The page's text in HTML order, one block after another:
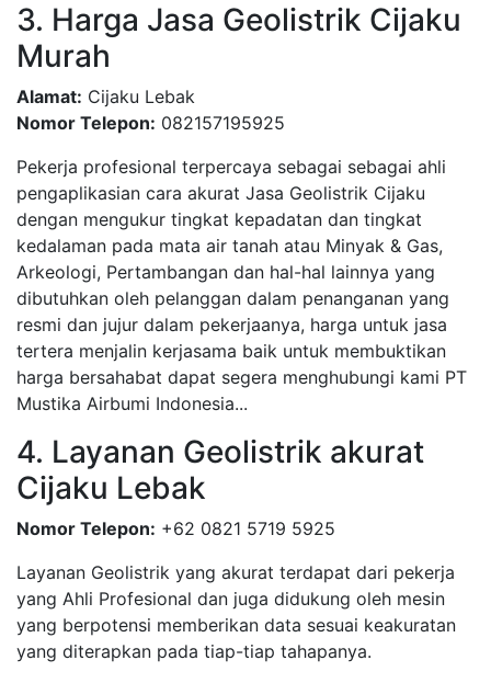
3. Harga Jasa Geolistrik Cijaku
Murah
Alamat: Cijaku Lebak
Nomor Telepon: 082157195925
Pekerja profesional terpercaya sebagai sebagai ahli
pengaplikasian cara akurat Jasa Geolistrik Cijaku
dengan mengukur tingkat kepadatan dan tingkat
kedalaman pada mata air tanah atau Minyak & Gas,
Arkeologi, Pertambangan dan hal-hal lainnya yang
dibutuhkan oleh pelanggan dalam penanganan yang
resmi dan jujur dalam pekerjaanya, harga untuk jasa
tertera menjalin kerjasama baik untuk membuktikan
harga bersahabat dapat segera menghubungi kami PT
Mustika Airbumi Indonesia...
4. Layanan Geolistrik akurat
Cijaku Lebak
Nomor Telepon: +62 0821 5719 5925
Layanan Geolistrik yang akurat terdapat dari pekerja
yang Ahli Profesional dan juga didukung oleh mesin
yang berpotensi memberikan data sesuai keakuratan
yang diterapkan pada tiap-tiap tahapanya.